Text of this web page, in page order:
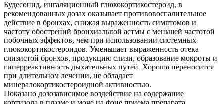
Будесонид, ингаляционный глюкокортикостероид, в
рекомендованных дозах оказывает противовоспалительное
действие в бронхах, снижая выраженность симптомов и
частоту обострений бронхиальной астмы с меньшей частотой
побочных эффектов, чем при использовании системных
глюкокортикостероидов. Уменьшает выраженность отека
слизистой бронхов, продукцию слизи, образование мокроты и
гиперреактивность дыхательных путей. Хорошо переносится
при длительном лечении, не обладает
минералокортикостероидной активностью.
Показано дозозависимое воздействие на содержание
кортизола в плазме и моче на фоне приема препарата